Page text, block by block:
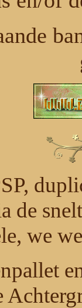
de
we